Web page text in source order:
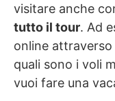
visitare anche
tutto il tour. Ad
online
quali sono i voli
vuoi fare una